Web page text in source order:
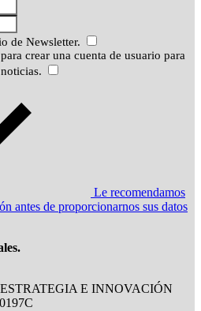
de Newsletter.
crear una cuenta de usuario para
Le recomendamos
antes de proporcionarnos sus datos
ESTRATEGIA E INNOVACIÓN